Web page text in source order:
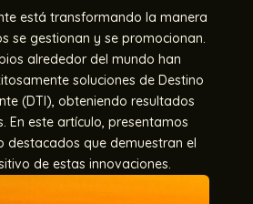
está transformando la manera
se gestionan y se promocionan.
alrededor del mundo han
soluciones de Destino
(DTI), obteniendo resultados
En este artículo, presentamos
destacados que demuestran el
de estas innovaciones.